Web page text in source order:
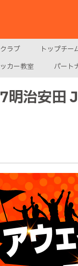
クラブ トップチー
カー教室
パート
治安田